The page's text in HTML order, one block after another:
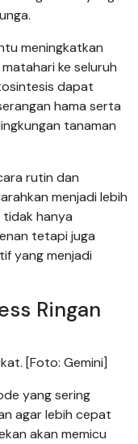
meningkatkan
ke seluruh
dapat
hama serta
tanaman
rutin dan
menjadi lebih
tidak hanya
tetapi juga
yang menjadi
Ringan
[Foto: Gemini]
yang sering
agar lebih cepat
akan memicu